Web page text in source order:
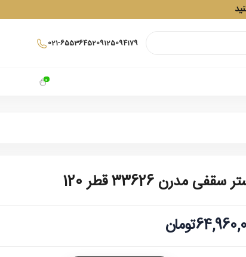
021-6553645209125094179
0
سقفی مدرن 33626 قطر 120